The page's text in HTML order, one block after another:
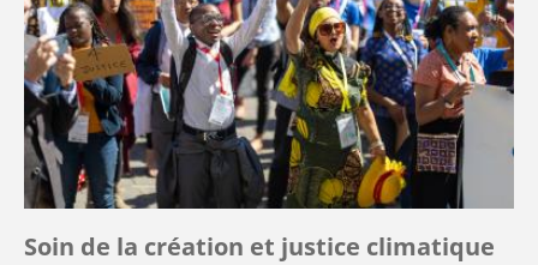
Soin de la création et justice climatique